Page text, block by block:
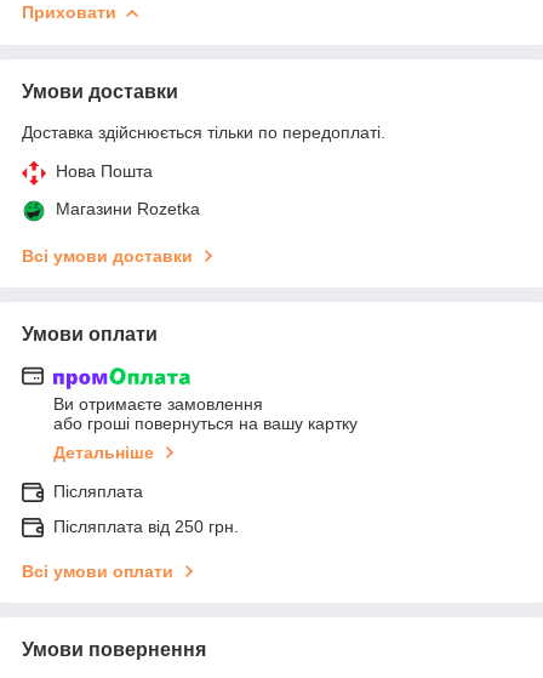
Приховати
Умови доставки
Доставка здійснюється тільки по передоплаті.
Нова Пошта
Магазини Rozetka
Всі умови доставки
Умови оплати
Ви отримаєте замовлення
або гроші повернуться на вашу картку
Детальніше
Післяплата
Післяплата від 250 грн.
Всі умови оплати
Умови повернення